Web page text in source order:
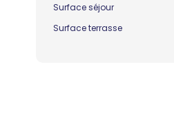
Surface séjour
Surface terrasse